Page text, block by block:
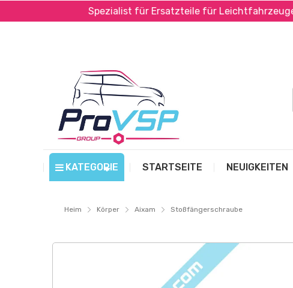
Spezialist für Ersatzteile für Leichtfahrzeuge
KATEGORIE STARTSEITE NEUIGKEITEN
Heim Körper Aixam Stoßfängerschraube